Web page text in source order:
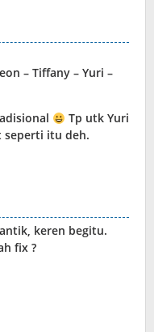
– Tiffany – Yuri –
Tp utk Yuri
seperti itu deh.
keren begitu.
fix ?